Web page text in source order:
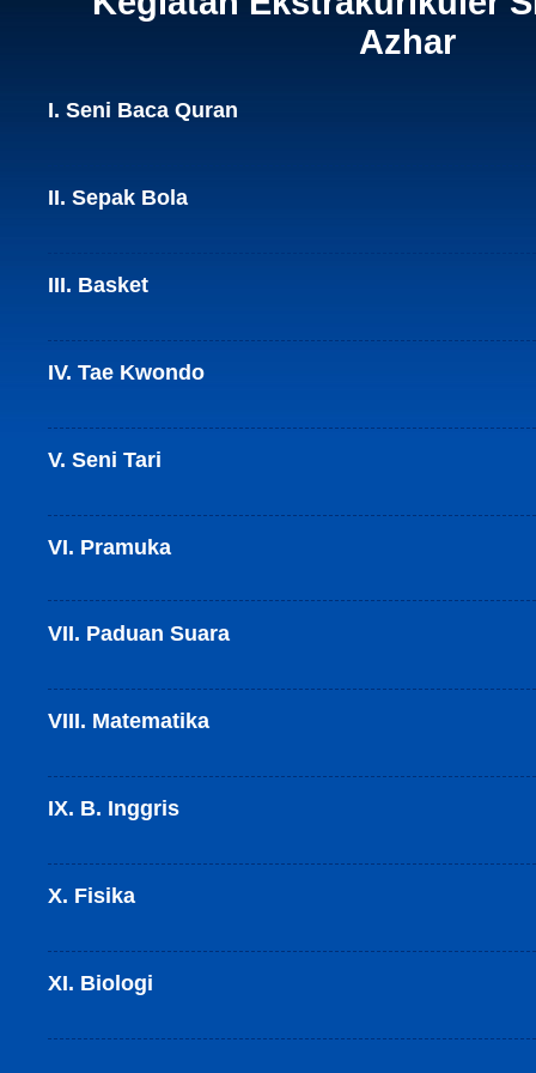
Azhar
I. Seni Baca Quran
II. Sepak Bola
III. Basket
IV. Tae Kwondo
V. Seni Tari
VI. Pramuka
VII. Paduan Suara
VIII. Matematika
IX. B. Inggris
X. Fisika
XI. Biologi